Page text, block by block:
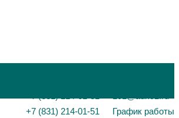
+7 (831) 214-01-51
График работы